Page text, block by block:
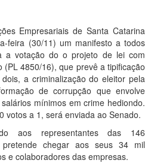
Empresariais de Santa Catarina
feira (30/11) um manifesto a todos
a votação do o projeto de lei com
(PL 4850/16), que prevê a tipificação
a criminalização do eleitor pela
de corrupção que envolve
mínimos em crime hediondo.
votos a 1, será enviada ao Senado.
aos representantes das 146
pretende chegar aos seus 34 mil
e colaboradores das empresas.